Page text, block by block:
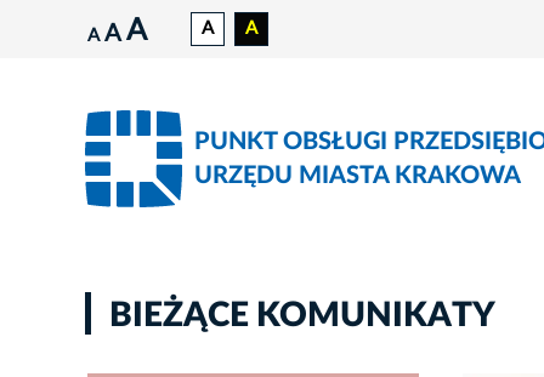
A A A A A
PUNKT OBSŁUGI
URZĘDU MIASTA KRAKOWA
BIEŻĄCE KOMUNIKATY